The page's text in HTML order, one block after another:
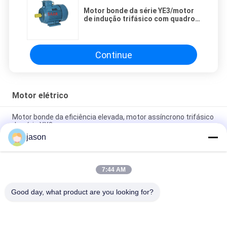
Motor bonde da série YE3/motor
de indução trifásico com quadro
Continue
Motor elétrico
Motor bonde da eficiência elevada, motor assíncrono trifásico
da série YX3
A frequência 3 controlados da série YVF2 põe em fase o
motor assíncrono IP55 380V avaliado
Motor bonde trifásico/série assíncrona do MS do motor com
jason
7:44 AM
Good day, what product are you looking for?